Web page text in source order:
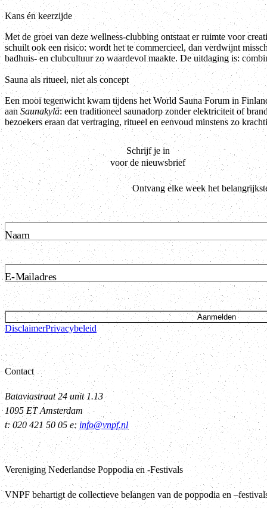
Kans én keerzijde
Met de groei van deze wellness-clubbing ontstaat er ruimte voor
schuilt ook een risico: wordt het te commercieel, dan verdwijnt
badhuis- en clubcultuur zo waardevol maakte. De uitdaging is:
Sauna als ritueel, niet als concept
Een mooi tegenwicht kwam tijdens het World Sauna Forum in
aan Saunakylä: een traditioneel saunadorp zonder elektriciteit of
bezoekers eraan dat vertraging, ritueel en eenvoud minstens zo
Schrijf je in
voor de nieuwsbrief
Ontvang elke week het
Naam
E-Mailadres
Aanmelden
DisclaimerPrivacybeleid
Contact
Bataviastraat 24 unit 1.13
1095 ET Amsterdam
t: 020 421 50 05 e: info@vnpf.nl
Vereniging Nederlandse Poppodia en -Festivals
VNPF behartigt de collectieve belangen van de poppodia en